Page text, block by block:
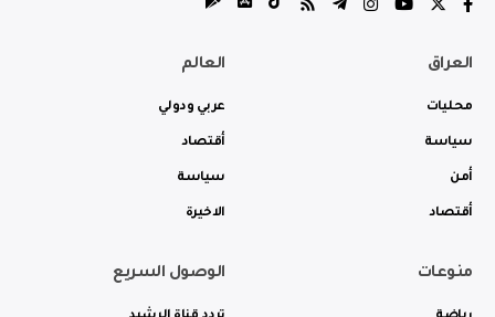
العراق
محليات
سياسة
أمن
أقتصاد
العالم
عربي ودولي
أقتصاد
سياسة
الاخيرة
منوعات الوصول السريع